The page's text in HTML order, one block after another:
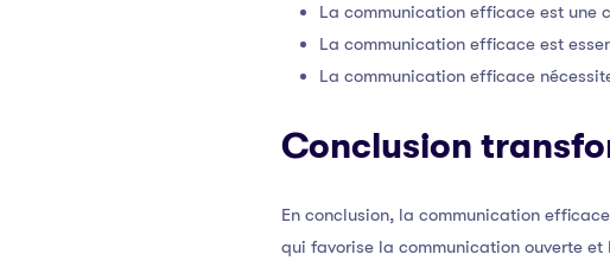
La communication efficace est une
La communication efficace est
La communication efficace
Conclusion
En conclusion, la communication
qui favorise la communication ouverte